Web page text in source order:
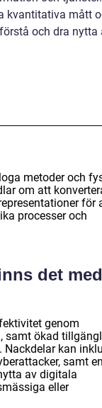
kvantitativa mått
och dra nytta
metoder och
om att
för
processer och
det med
genom
samt ökad
kan
samt
av digitala
eller